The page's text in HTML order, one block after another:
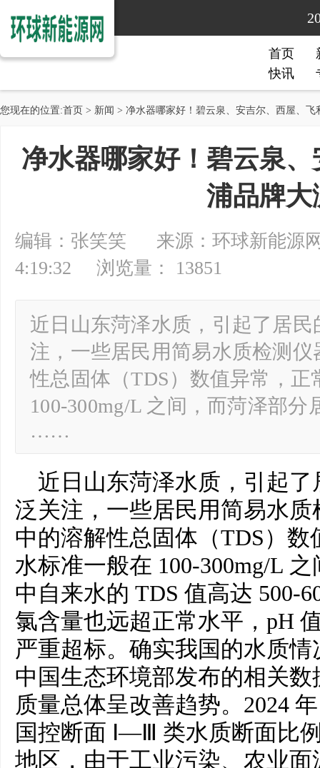
首页
快讯
您现在的位置:首页 > 新闻 > 净水器哪家好！碧云泉、安吉尔、西屋、飞
净水器哪家好！碧云泉
浦品牌大
编辑：张笑笑 来源：环球新能源
4:19:32 浏览量： 13851
近日山东菏泽水质，引起了居
注，一些居民用简易水质检测
性总固体（TDS）数值异常，
100-300mg/L 之间，而菏泽部分
……
近日山东菏泽水质，引起
泛关注，一些居民用简易水
中的溶解性总固体（TDS）
水标准一般在 100-300mg/L
中自来水的 TDS 值高达 500-
氯含量也远超正常水平，pH
严重超标。确实我国的水质
中国生态环境部发布的相关
质量总体呈改善趋势。2024
国控断面 Ⅰ—Ⅲ 类水质断面比
地区，由于工业污染、农业